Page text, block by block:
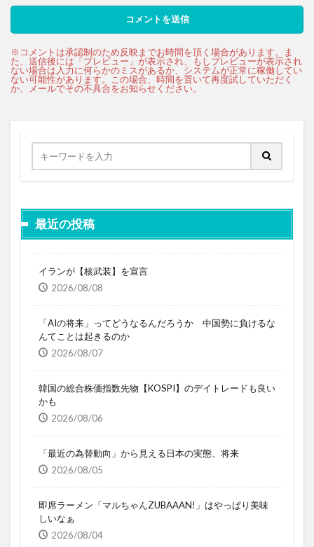
最近の投稿
イランが【核武装】を宣言
2026/08/08
「AIの将来」ってどうなるんだろうか 中国勢に負けるな
んてことは起きるのか
2026/08/07
韓国の総合株価指数先物【KOSPI】のデイトレードも良い
かも
2026/08/06
「最近の為替動向」から見える日本の実態、将来
2026/08/05
即席ラーメン「マルちゃんZUBAAAN!」はやっぱり美味
しいなぁ
2026/08/04